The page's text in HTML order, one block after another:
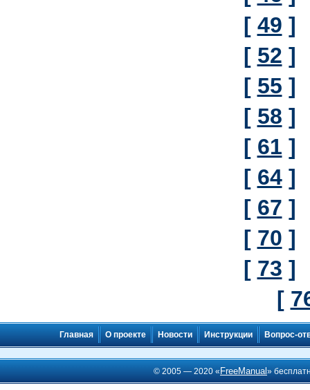
[ 49 ]
[ 52 ]
[ 55 ]
[ 58 ]
[ 61 ]
[ 64]
[ 67 ]
[ 70 ]
[ 73 ]
[
Главная О проекте Новости Инструкции Вопрос-
© 2005 — 2020 « FreeManual»